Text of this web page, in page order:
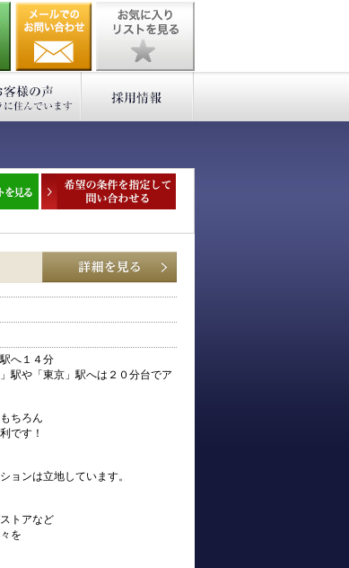
へ１４分
駅や「東京」駅へは２０分台でア
ちろん
です！
ョンは立地しています。
トアなど
を